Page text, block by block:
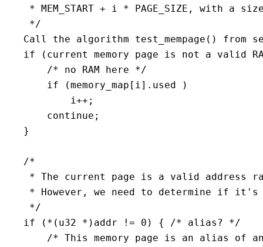
* MEM_START + i * PAGE_SIZE, with a
     */
    Call the algorithm
test_mempage ( ) from
if
( current memory page is not a valid
/* no RAM here */
if
(memory_map [ i] . used
)
            i
++ ;
continue ;
}
/*
* The current page is a valid address
* However, we need to determine if
     */
if
( * ( u32 * ) addr != 0 ) {
/* alias? */
/* This memory page is an alias of